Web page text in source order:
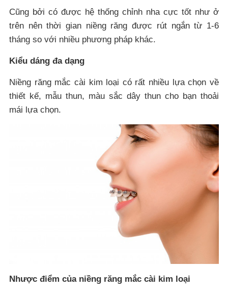
Cũng bởi có được hệ thống chỉnh nha cực tốt như ở
trên nên thời gian niềng răng được rút ngắn từ 1-6
tháng so với nhiều phương pháp khác.
Kiểu dáng đa dạng
Niềng răng mắc cài kim loại có rất nhiều lựa chọn về
thiết kế, mẫu thun, màu sắc dây thun cho bạn thoải
mái lựa chọn.
Nhược điểm của niềng răng mắc cài kim loại